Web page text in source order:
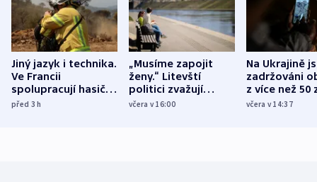
Jiný jazyk i technika.
Ve Francii
spolupracují hasiči z
různých zemí
před 3h
„Musíme zapojit
ženy.“ Litevští
politici zvažují
dohodu o
včera v 16:00
Na Ukrajině
zadržováni
z více než 50
Bojovali na
včera v 14:37